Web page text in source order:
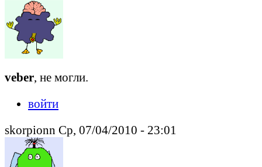
veber, не могли.
войти
skorpionn Ср, 07/04/2010 - 23:01